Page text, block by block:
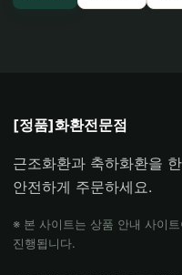
[정품]화환전문점
근조화환과 축하화환을
안전하게 주문하세요.
※ 본 사이트는 상품 안내 사이
진행됩니다.